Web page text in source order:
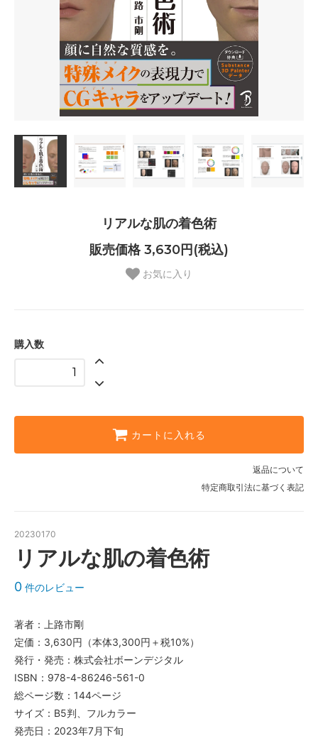
リアルな肌の着色術
販売価格 3,630円(税込)
お気に入り
購入数
カートに入れる
返品について
特定商取引法に基づく表記
20230170
リアルな肌の着色術
0 件のレビュー
著者：上路市剛
定価：3,630円（本体3,300円＋税10%）
発行・発売：株式会社ボーンデジタル
ISBN：978-4-86246-561-0
総ページ数：144ページ
サイズ：B5判、フルカラー
発売日：2023年7月下旬